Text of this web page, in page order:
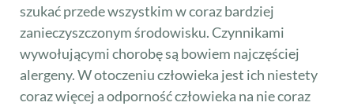
szukać przede wszystkim w coraz bardziej
zanieczyszczonym środowisku. Czynnikami
wywołującymi chorobę są bowiem najczęściej
alergeny. W otoczeniu człowieka jest ich niestety
coraz więcej a odporność człowieka na nie coraz